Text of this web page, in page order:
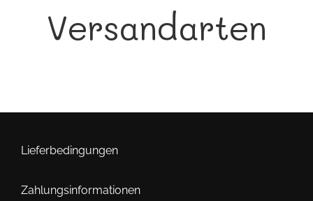
Versandarten
Lieferbedingungen
Zahlungsinformationen